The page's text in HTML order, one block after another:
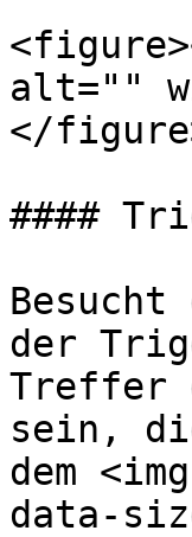
alt=""
</
####
der
Treffer
sein,
dem
data-